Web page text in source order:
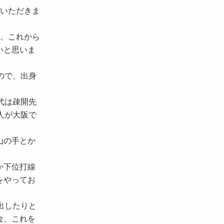
ただきま
これから
思いま
で、出身
は疎開先
が大阪で
の手とか
下位打線
やってお
したりと
、これを